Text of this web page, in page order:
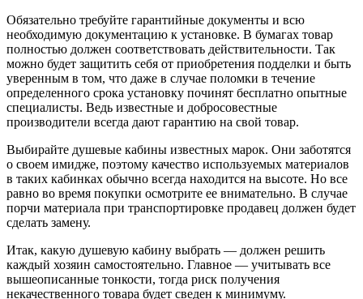
Обязательно требуйте гарантийные документы и всю
необходимую документацию к установке. В бумагах товар
полностью должен соответствовать действительности. Так
можно будет защитить себя от приобретения подделки и быть
уверенным в том, что даже в случае поломки в течение
определенного срока установку починят бесплатно опытные
специалисты. Ведь известные и добросовестные
производители всегда дают гарантию на свой товар.
Выбирайте душевые кабины известных марок. Они заботятся
о своем имидже, поэтому качество используемых материалов
в таких кабинках обычно всегда находится на высоте. Но все
равно во время покупки осмотрите ее внимательно. В случае
порчи материала при транспортировке продавец должен будет
сделать замену.
Итак, какую душевую кабину выбрать — должен решить
каждый хозяин самостоятельно. Главное — учитывать все
вышеописанные тонкости, тогда риск получения
некачественного товара будет сведен к минимуму.